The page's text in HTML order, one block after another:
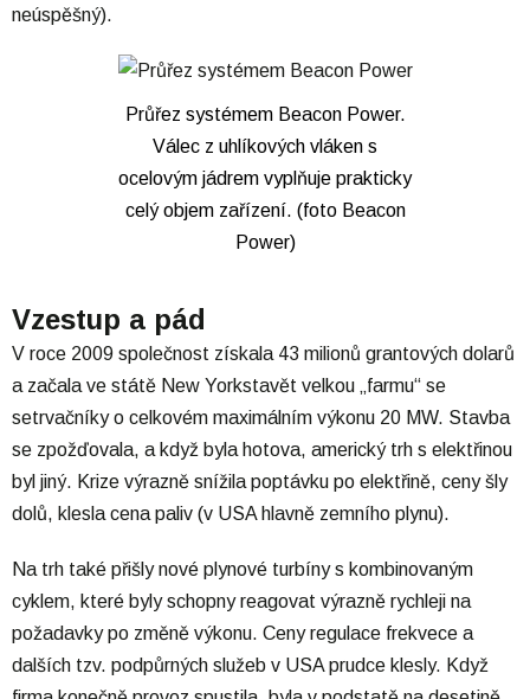
neúspěšný).
Průřez systémem Beacon Power.
Válec z uhlíkových vláken s
ocelovým jádrem vyplňuje prakticky
celý objem zařízení. (foto Beacon
Power)
Vzestup a pád
V roce 2009 společnost získala 43 milionů grantových dolarů
a začala ve státě New Yorkstavět velkou „farmu“ se
setrvačníky o celkovém maximálním výkonu 20 MW. Stavba
se zpožďovala, a když byla hotova, americký trh s elektřinou
byl jiný. Krize výrazně snížila poptávku po elektřině, ceny šly
dolů, klesla cena paliv (v USA hlavně zemního plynu).
Na trh také přišly nové plynové turbíny s kombinovaným
cyklem, které byly schopny reagovat výrazně rychleji na
požadavky po změně výkonu. Ceny regulace frekvece a
dalších tzv. podpůrných služeb v USA prudce klesly. Když